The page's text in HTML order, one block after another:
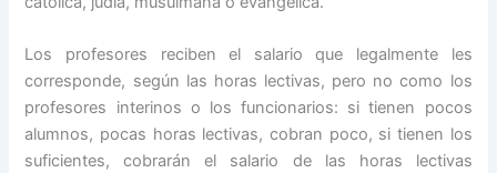
Los profesores reciben el salario que legalmente les
corresponde, según las horas lectivas, pero no como los
profesores interinos o los funcionarios: si tienen pocos
alumnos, pocas horas lectivas, cobran poco, si tienen los
suficientes, cobrarán el salario de las horas lectivas